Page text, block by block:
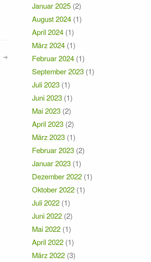
Januar 2025 (2)
August 2024 (1)
April 2024 (1)
März 2024 (1)
Februar 2024 (1)
September 2023 (1)
Juli 2023 (1)
Juni 2023 (1)
Mai 2023 (2)
April 2023 (2)
März 2023 (1)
Februar 2023 (2)
Januar 2023 (1)
Dezember 2022 (1)
Oktober 2022 (1)
Juli 2022 (1)
Juni 2022 (2)
Mai 2022 (1)
April 2022 (1)
März 2022 (3)